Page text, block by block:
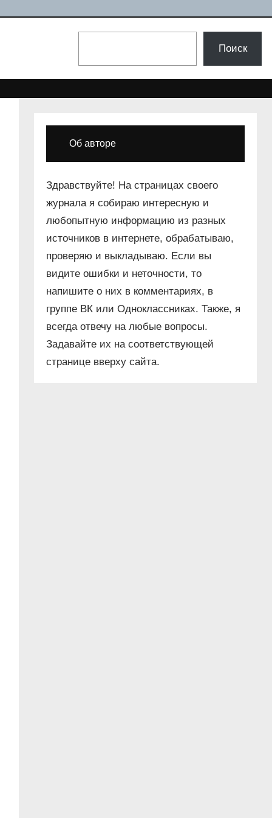
Поиск
Об авторе
Здравствуйте! На страницах своего
журнала я собираю интересную и
любопытную информацию из разных
источников в интернете, обрабатываю,
проверяю и выкладываю. Если вы
видите ошибки и неточности, то
напишите о них в комментариях, в
группе ВК или Одноклассниках. Также, я
всегда отвечу на любые вопросы.
Задавайте их на соответствующей
странице вверху сайта.